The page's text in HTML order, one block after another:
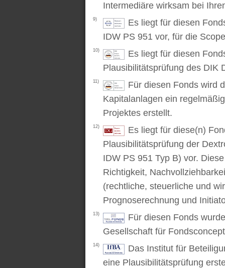
Intermediäre wirksam bei
9)
Es liegt für diesen
IDW PS 951 vor, für die
10)
Es liegt für diesen
Plausibilitätsprüfung des DIK
11)
Für diesen Fonds wird
Kapitalanlagen ein
Projektes erstellt.
12)
Es liegt für diese(n)
Plausibilitätsprüfung der
IDW PS 951 Typ B) vor.
Richtigkeit,
(rechtliche, steuerliche und
Prognoserechnung und
13)
Für diesen Fonds
Gesellschaft für
14)
Das Institut für
eine Plausibilitätsprüfung